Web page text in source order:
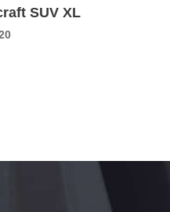
SUV XL